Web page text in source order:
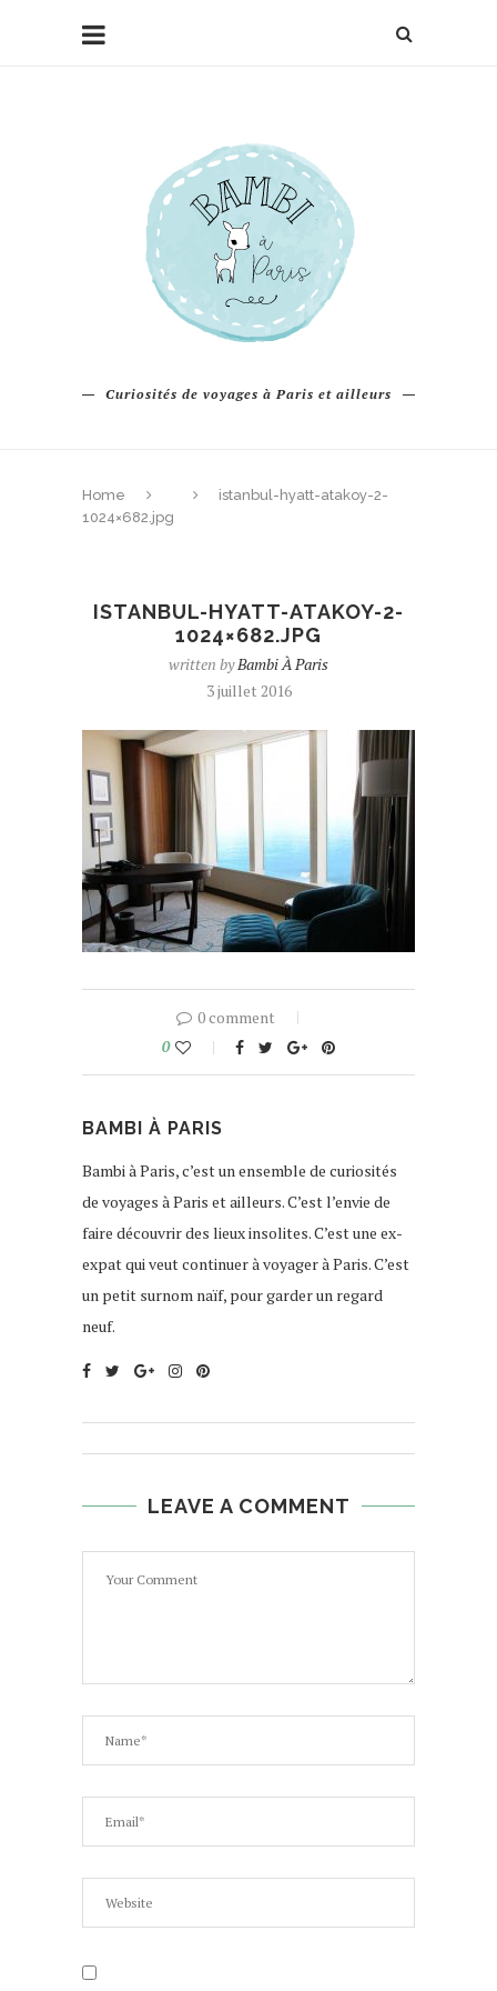
Curiosités de voyages à Paris et ailleurs
Home
istanbul-hyatt-atakoy-2-
1024×682.jpg
ISTANBUL-HYATT-ATAKOY-2-
1024×682.JPG
written byBambi À Paris
3 juillet 2016
0 comment
0
BAMBI À PARIS
Bambi à Paris, c’est un ensemble de curiosités
de voyages à Paris et ailleurs. C’est l’envie de
faire découvrir des lieux insolites. C’est une ex-
expat qui veut continuer à voyager à Paris. C’est
un petit surnom naïf, pour garder un regard
neuf.
LEAVE A COMMENT